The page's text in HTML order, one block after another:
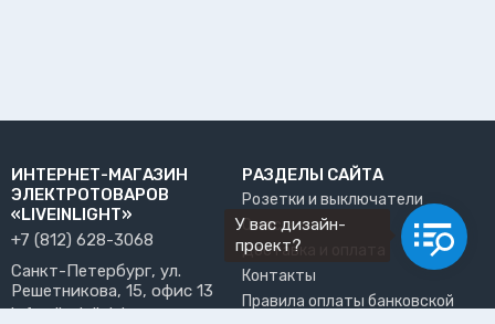
ИНТЕРНЕТ-МАГАЗИН
ЭЛЕКТРОТОВАРОВ
«LIVEINLIGHT»
+7 (812) 628-3068
Санкт-Петербург, ул.
Решетникова, 15, офис 13
info@liveinlight.ru
РАЗДЕЛЫ САЙТА
Розетки и выключатели
О нас
Доставка и оплата
Контакты
Правила оплаты банковской
У вас дизайн-
проект?